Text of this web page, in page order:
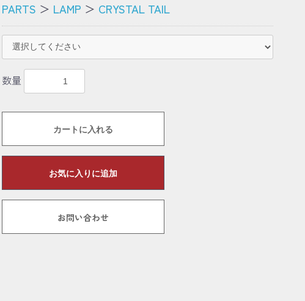
PARTS ＞ LAMP ＞ CRYSTAL TAIL
数量
カートに入れる
お気に入りに追加
お問い合わせ